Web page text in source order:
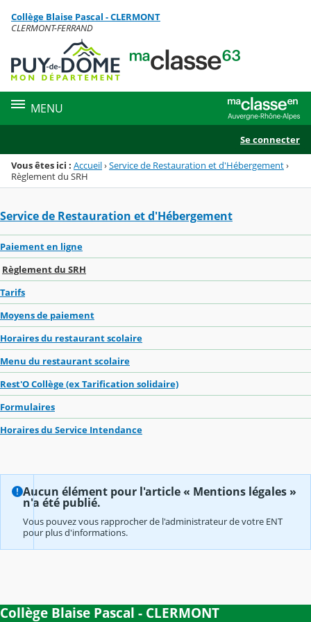
Menu de la rubrique
Contenu
Collège Blaise Pascal - CLERMONT
CLERMONT-FERRAND
MENU
Se connecter
Vous êtes ici : Accueil›Service de Restauration et d'Hébergement›
Règlement du SRH
Service de Restauration et d'Hébergement
Paiement en ligne
Règlement du SRH
Tarifs
Moyens de paiement
Horaires du restaurant scolaire
Menu du restaurant scolaire
Rest'O Collège (ex Tarification solidaire)
Formulaires
Horaires du Service Intendance
Aucun élément pour l'article « Mentions légales »
n'a été publié.
Vous pouvez vous rapprocher de l'administrateur de votre ENT
pour plus d'informations.
Collège Blaise Pascal - CLERMONT